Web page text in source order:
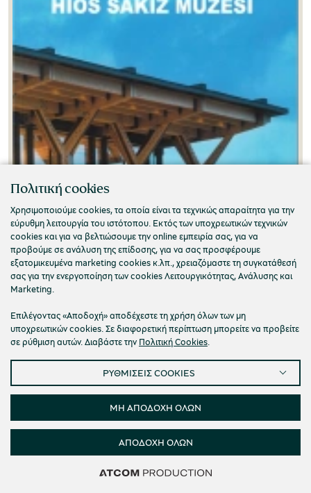
Δείτε 191
αποτελέσματα
Δείτε 191
αποτελέσματα
Δείτε 191
αποτελέσματα
Φίλτρα
Πολιτική cookies
Χρησιμοποιούμε cookies, τα οποία είναι τα τεχνικώς απαραίτητα για την
εύρυθμη λειτουργία του ιστότοπου. Εκτός των υποχρεωτικών τεχνικών
cookies και για να βελτιώσουμε την online εμπειρία σας, για να
προβούμε σε ανάλυση της επίδοσης, για να σας προσφέρουμε
εξατομικευμένα marketing cookies κ.λπ., χρειαζόμαστε τη συγκατάθεσή
σας για την ενεργοποίηση των cookies Λειτουργικότητας, Ανάλυσης και
Marketing.
Επιλέγοντας «Αποδοχή» αποδέχεστε τη χρήση όλων των μη
υποχρεωτικών cookies. Σε διαφορετική περίπτωση μπορείτε να προβείτε
σε ρύθμιση αυτών. Διαβάστε την Πολιτική Cookies.
ΡΥΘΜΙΣΕΙΣ COOKIES
ΜΗ ΑΠΟΔΟΧΗ ΟΛΩΝ
ΑΠΟΔΟΧΗ ΟΛΩΝ